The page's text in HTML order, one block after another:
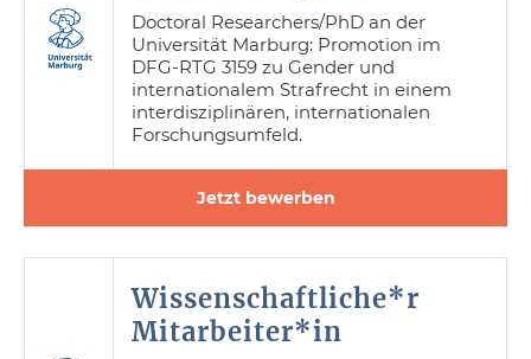
Doctoral Researchers/PhD an der
Universität Marburg: Promotion im
DFG-RTG 3159 zu Gender und
internationalem Strafrecht in einem
interdisziplinären, internationalen
Forschungsumfeld.
Jetzt bewerben
Wissenschaftliche*r
Mitarbeiter*in